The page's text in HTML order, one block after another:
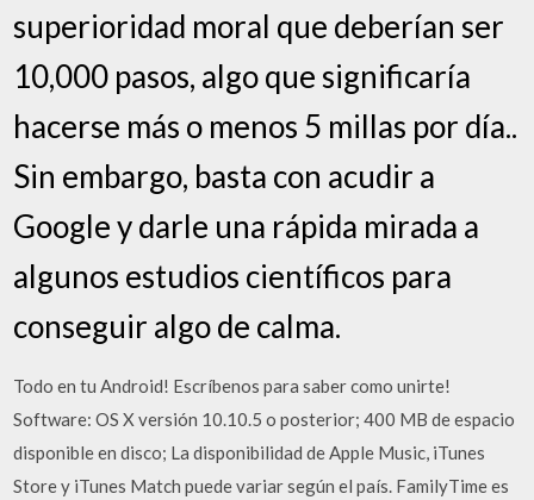
superioridad moral que deberían ser
10,000 pasos, algo que significaría
hacerse más o menos 5 millas por día..
Sin embargo, basta con acudir a
Google y darle una rápida mirada a
algunos estudios científicos para
conseguir algo de calma.
Todo en tu Android! Escríbenos para saber como unirte!
Software: OS X versión 10.10.5 o posterior; 400 MB de espacio
disponible en disco; La disponibilidad de Apple Music, iTunes
Store y iTunes Match puede variar según el país. FamilyTime es